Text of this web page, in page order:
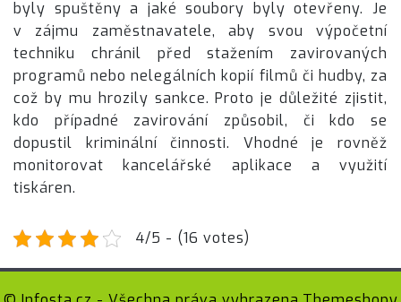
byly spuštěny a jaké soubory byly otevřeny. Je
v zájmu zaměstnavatele, aby svou výpočetní
techniku chránil před stažením zavirovaných
programů nebo nelegálních kopií filmů či hudby, za
což by mu hrozily sankce. Proto je důležité zjistit,
kdo případné zavirování způsobil, či kdo se
dopustil kriminální činnosti. Vhodné je rovněž
monitorovat kancelářské aplikace a využití
tiskáren.
4/5 - (16 votes)